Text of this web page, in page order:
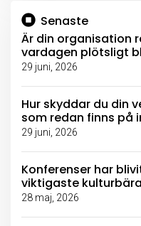
Senaste
Är din organisation
vardagen plötsligt
29 juni, 2026
Hur skyddar du din
som redan finns på
29 juni, 2026
Konferenser har
viktigaste
28 maj, 2026